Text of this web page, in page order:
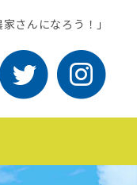
さんになろう！」